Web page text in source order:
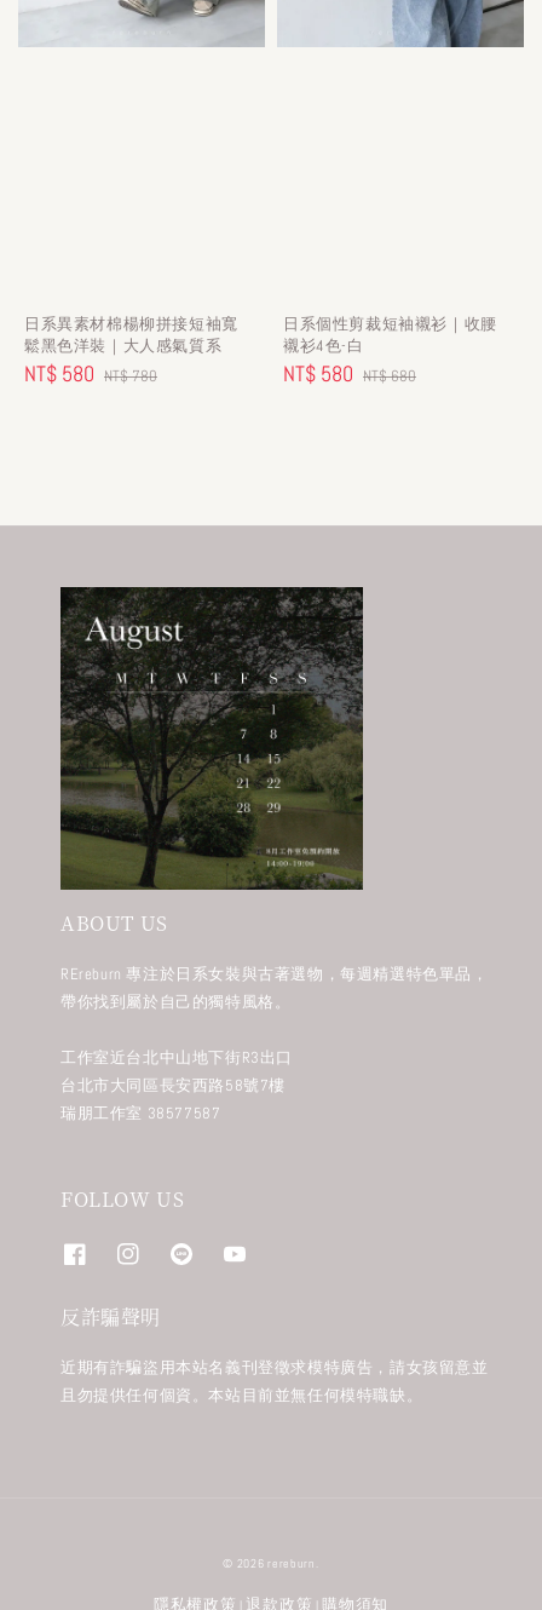
日系異素材棉楊柳拼接短袖寬
鬆黑色洋裝｜大人感氣質系
Sale
NT$ 580 Regular
NT$ 780
日系個性剪裁短袖襯衫｜收腰
襯衫4色-白
Sale
NT$ 580 Regular
NT$ 680
ABOUT US
REreburn 專注於日系女裝與古著選物，每週精選特色單品，
帶你找到屬於自己的獨特風格。
工作室近台北中山地下街R3出口
台北市大同區長安西路58號7樓
瑞朋工作室 38577587
FOLLOW US
反詐騙聲明
近期有詐騙盜用本站名義刊登徵求模特廣告，請女孩留意並
且勿提供任何個資。本站目前並無任何模特職缺。
© 2026 rereburn.
隱私權政策 退款政策 購物須知